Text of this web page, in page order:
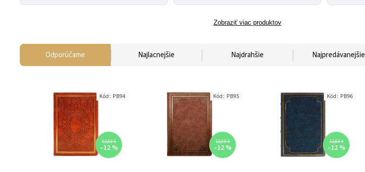
Zobraziť viac produktov
Odporúčame Najlacnejšie Najdrahšie Najpredávanejšie
12,50 €
–12 %
Kód: PB94
12,50 €
–12 %
Kód: PB95
12,50 €
–12 %
Kód: PB96